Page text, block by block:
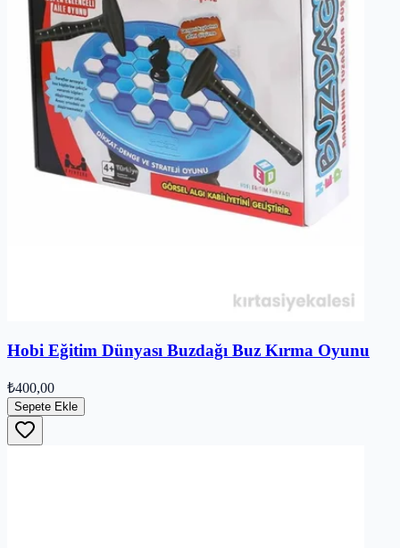
Hobi Eğitim Dünyası Buzdağı Buz Kırma Oyunu
₺400,00
Sepete Ekle